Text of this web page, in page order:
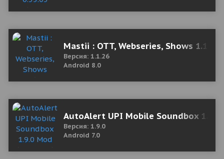
Mastii : OTT, Webseries, Shows
Версия: 1.1.26
Android 8.0
AutoAlert UPI Mobile Soundbox 1.9.0
Версия: 1.9.0
Android 7.0